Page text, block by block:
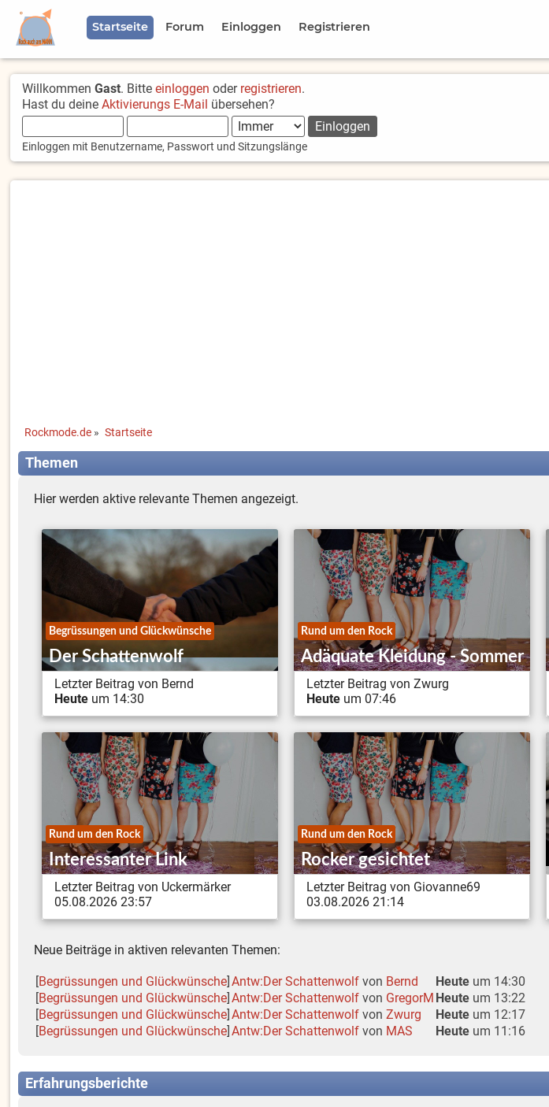
Startseite Forum Einloggen Registrieren
WillkommenGast. Bitteeinloggen oder registrieren.
Hast du deineAktivierungs E-Mail übersehen?
Einloggen mit Benutzername, Passwort und Sitzungslänge
Rockmode.de » Startseite
Themen
Hier werden aktive relevante Themen angezeigt.
Begrüssungen und Glückwünsche
Der Schattenwolf
Letzter Beitrag von Bernd
Heute um 14:30
Rund um den Rock
Adäquate Kleidung - Sommer
Letzter Beitrag von Zwurg
Heute um 07:46
Rund um den Rock
Interessanter Link
Letzter Beitrag von Uckermärker
05.08.2026 23:57
Rund um den Rock
Rocker gesichtet
Letzter Beitrag von Giovanne69
03.08.2026 21:14
Neue Beiträge in aktiven relevanten Themen:
[Begrüssungen und Glückwünsche] Antw:Der Schattenwolf von Bernd Heute um 14:30
[Begrüssungen und Glückwünsche] Antw:Der Schattenwolf von GregorM Heute um 13:22
[Begrüssungen und Glückwünsche] Antw:Der Schattenwolf vonZwurg Heute um 12:17
[Begrüssungen und Glückwünsche] Antw:Der Schattenwolf von MAS Heute um 11:16
Erfahrungsberichte